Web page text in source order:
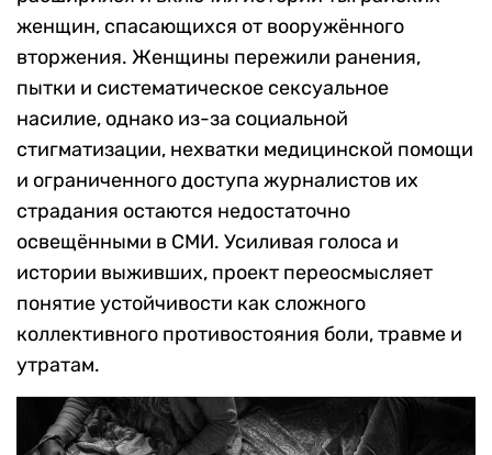
женщин, спасающихся от вооружённого
вторжения. Женщины пережили ранения,
пытки и систематическое сексуальное
насилие, однако из-за социальной
стигматизации, нехватки медицинской помощи
и ограниченного доступа журналистов их
страдания остаются недостаточно
освещёнными в СМИ. Усиливая голоса и
истории выживших, проект переосмысляет
понятие устойчивости как сложного
коллективного противостояния боли, травме и
утратам.